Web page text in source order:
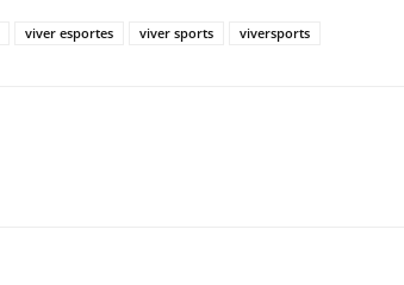
viver esportes viver sports viversports